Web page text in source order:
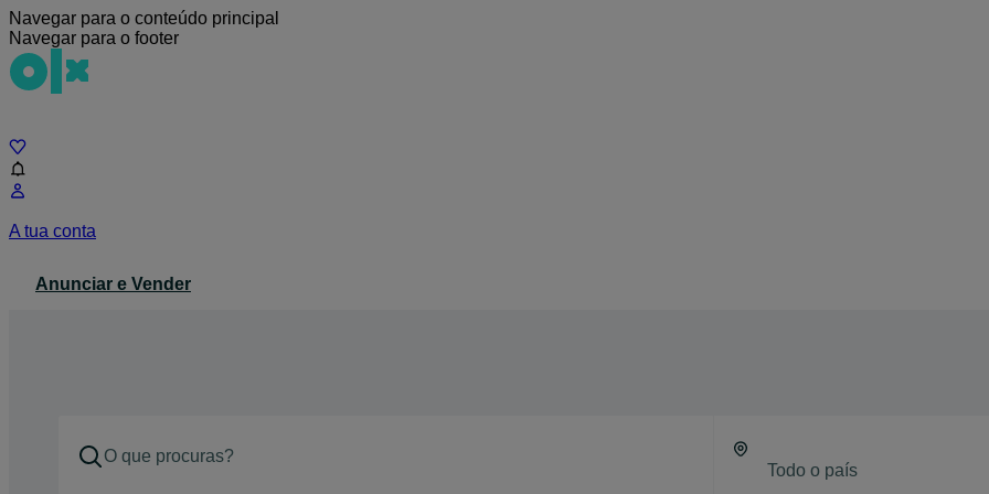
Navegar para o conteúdo principal
Navegar para o footer
A tua conta
Anunciar e Vender